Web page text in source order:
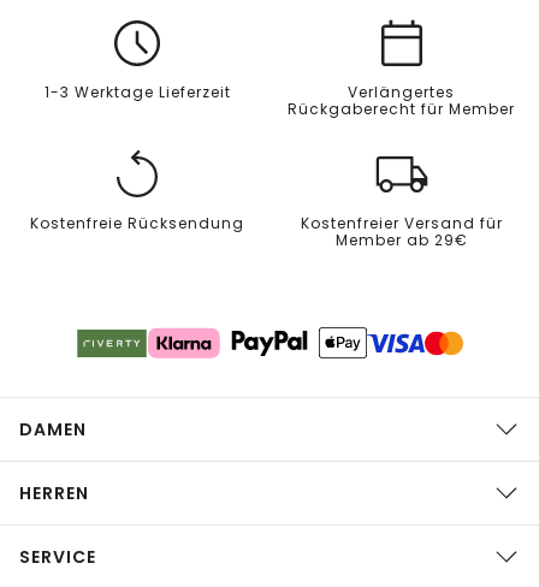
1-3 Werktage Lieferzeit
Verlängertes
Rückgaberecht für Member
Kostenfreie Rücksendung
Kostenfreier Versand für
Member ab 29€
DAMEN
HERREN
SERVICE